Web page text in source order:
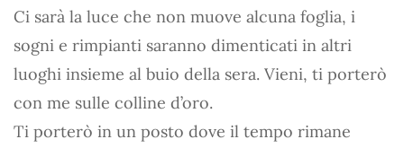
Ci sarà la luce che non muove alcuna foglia, i
sogni e rimpianti saranno dimenticati in altri
luoghi insieme al buio della sera. Vieni, ti porterò
con me sulle colline d’oro.
Ti porterò in un posto dove il tempo rimane